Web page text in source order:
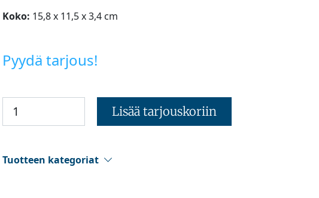
Koko: 15,8 x 11,5 x 3,4 cm
Pyydä tarjous!
Lisää tarjouskoriin
Tuotteen kategoriat